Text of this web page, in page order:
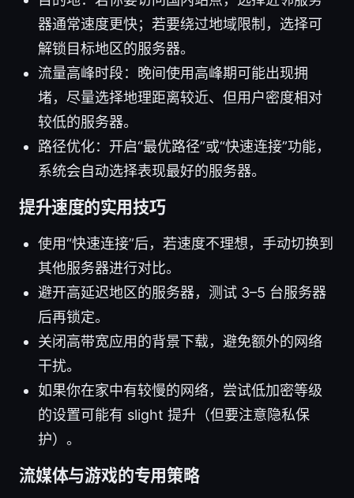
器通常速度更快；若要绕过地域限制，选择可
解锁目标地区的服务器。
流量高峰时段：晚间使用高峰期可能出现拥
堵，尽量选择地理距离较近、但用户密度相对
较低的服务器。
路径优化：开启“最优路径”或“快速连接”功能，
系统会自动选择表现最好的服务器。
提升速度的实用技巧
使用“快速连接”后，若速度不理想，手动切换到
其他服务器进行对比。
避开高延迟地区的服务器，测试 3–5 台服务器
后再锁定。
关闭高带宽应用的背景下载，避免额外的网络
干扰。
如果你在家中有较慢的网络，尝试低加密等级
的设置可能有 slight 提升（但要注意隐私保
护）。
流媒体与游戏的专用策略